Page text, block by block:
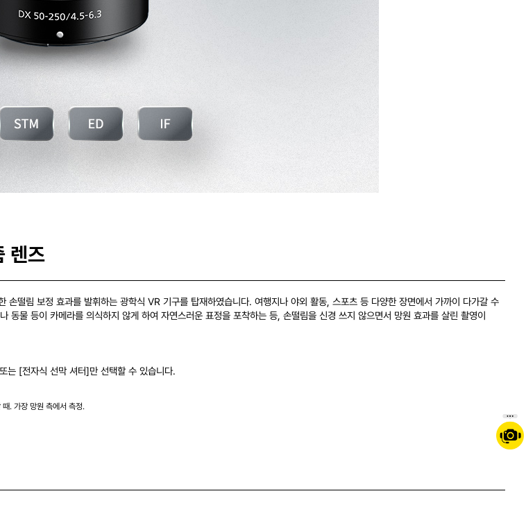
렌즈
손떨림 보정 효과를 발휘하는 광학식 VR 기구를 탑재하였습니다. 여행지나 야외 활동, 스포츠 등 다양한 장면에서 가까이 다가갈 수
물 등이 카메라를 의식하지 않게 하여 자연스러운 표정을 포착하는 등, 손떨림을 신경 쓰지 않으면서 망원 효과를 살린 촬영이
[전자식 선막 셔터]만 선택할 수 있습니다.
. 가장 망원 측에서 측정.